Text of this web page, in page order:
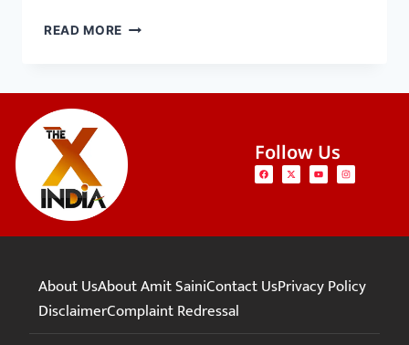
READ MORE
Follow Us
About UsAbout Amit SainiContact UsPrivacy Policy
DisclaimerComplaint Redressal